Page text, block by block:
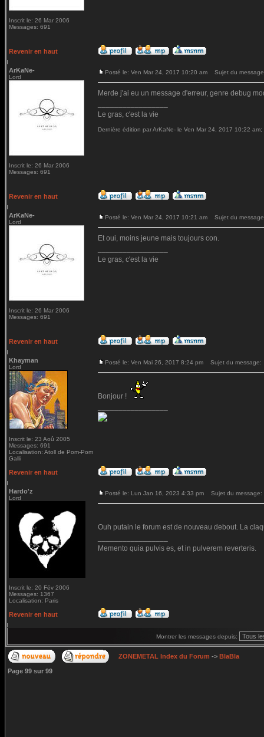
Inscrit le: 26 Mar 2006
Messages: 691
Revenir en haut
ArKaNe-
Lord
Inscrit le: 26 Mar 2006
Messages: 691
Posté le: Ven Mar 24, 2017 10:20 am Sujet du
Merde j'ai eu un message d'erreur, genre debug
Le gras, c'est la vie
Dernière édition par ArKaNe- le Ven Mar 24, 2017 10:22
Revenir en haut
ArKaNe-
Lord
Inscrit le: 26 Mar 2006
Messages: 691
Posté le: Ven Mar 24, 2017 10:21 am Sujet du
Et oui, moins jeune mais toujours con.
Le gras, c'est la vie
Revenir en haut
Khayman
Lord
Inscrit le: 23 Aoû 2005
Messages: 691
Localisation: Atoll de Pom-Pom
Galli
Posté le: Ven Mai 26, 2017 8:24 pm Sujet du message:
Bonjour !
Revenir en haut
Hardo'z
Lord
Inscrit le: 20 Fév 2006
Messages: 1367
Localisation: Paris
Posté le: Lun Jan 16, 2023 4:33 pm Sujet du message:
Ouh putain le forum est de nouveau debout. La
Memento quia pulvis es, et in pulverem reverteris.
Revenir en haut
Montrer les messages depuis:
ZONEMETAL Index du Forum -> BlaBla
Page 99 sur 99